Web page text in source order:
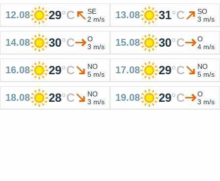
12.08 29°C
SE
2 m/s
13.08 31°C
SO
3 m/s
14.08 30°C
O
3 m/s
15.08 30°C
O
4 m/s
16.08 29°C
NO
5 m/s
17.08 29°C
NO
5 m/s
18.08 28°C
NO
3 m/s
19.08 29°C
O
3 m/s